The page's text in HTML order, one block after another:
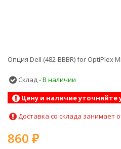
Опция Dell (482-BBBR) for OptiPlex
Склад -В наличии
Цену и наличие
Доставка со склада занимает
860 ₽